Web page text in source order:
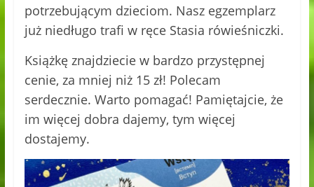
potrzebującym dzieciom. Nasz egzemplarz
już niedługo trafi w ręce Stasia rówieśniczki.
Książkę znajdziecie w bardzo przystępnej
cenie, za mniej niż 15 zł! Polecam
serdecznie. Warto pomagać! Pamiętajcie, że
im więcej dobra dajemy, tym więcej
dostajemy.